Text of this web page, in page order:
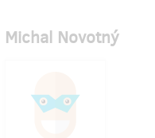
Michal Novotný